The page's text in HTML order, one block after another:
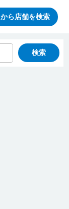
ら店舗を検索
検索